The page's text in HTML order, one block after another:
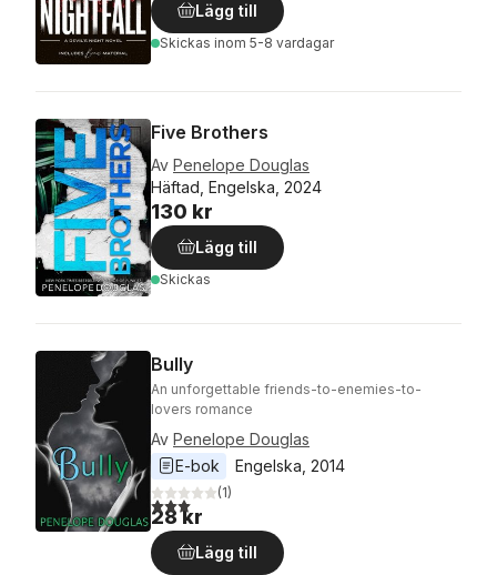
Lägg till
Skickas inom 5-8 vardagar
Five Brothers
Av Penelope Douglas
Häftad, Engelska, 2024
130 kr
Lägg till
Skickas
Bully
An unforgettable friends-to-enemies-to-
lovers romance
Av Penelope Douglas
E-bok
Engelska 2014
3,0utav 5 stjärnor. Totalt antal röster:
(1)
28 kr
Lägg till